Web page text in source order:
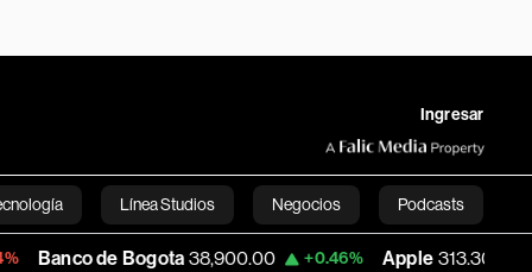
Ingresar
Línea Studios Negocios Podcasts
English
de Bogota 38,900.00 +0.46% Apple 313.305 +0.25%